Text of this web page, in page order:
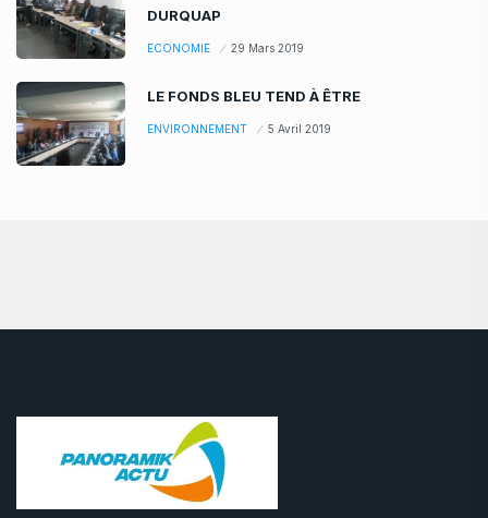
DURQUAP
ECONOMIE 29 Mars 2019
LE FONDS BLEU TEND À ÊTRE
ENVIRONNEMENT 5 Avril 2019